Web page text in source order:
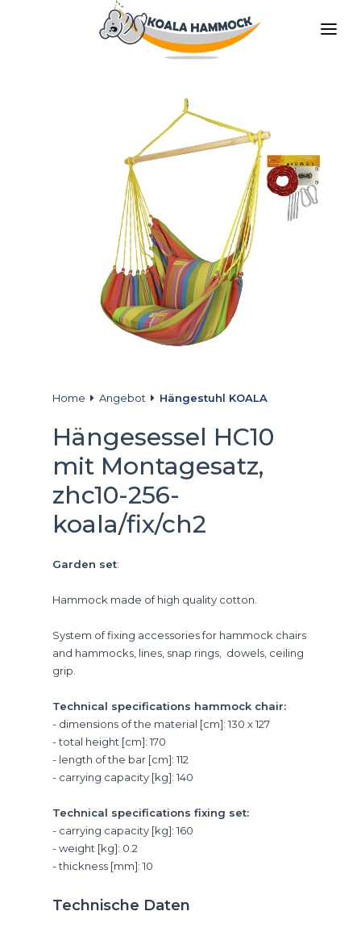
BLEIBE VERTEILER
Home Angebot Hängestuhl KOALA
Hängesessel HC10
mit Montagesatz,
zhc10-256-
koala/fix/ch2
Garden set:
Hammock made of high quality cotton.
System of fixing accessories for hammock chairs
and hammocks, lines, snap rings, dowels, ceiling
grip.
Technical specifications hammock chair:
- dimensions of the material [cm]: 130 x 127
- total height [cm]: 170
- length of the bar [cm]: 112
- carrying capacity [kg]: 140
Technical specifications fixing set:
- carrying capacity [kg]: 160
- weight [kg]: 0.2
- thickness [mm]: 10
Technische Daten